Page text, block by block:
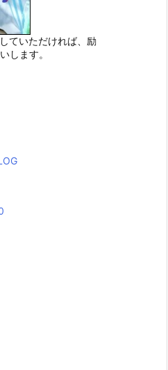
ていただければ、励
します。